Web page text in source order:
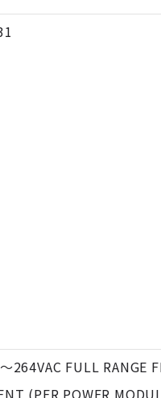
264VAC FULL
(PER POWER